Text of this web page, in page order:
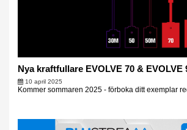
Nya kraftfullare EVOLVE 70 & EVOLVE
10 april 2025
Kommer sommaren 2025 - förboka ditt exemplar